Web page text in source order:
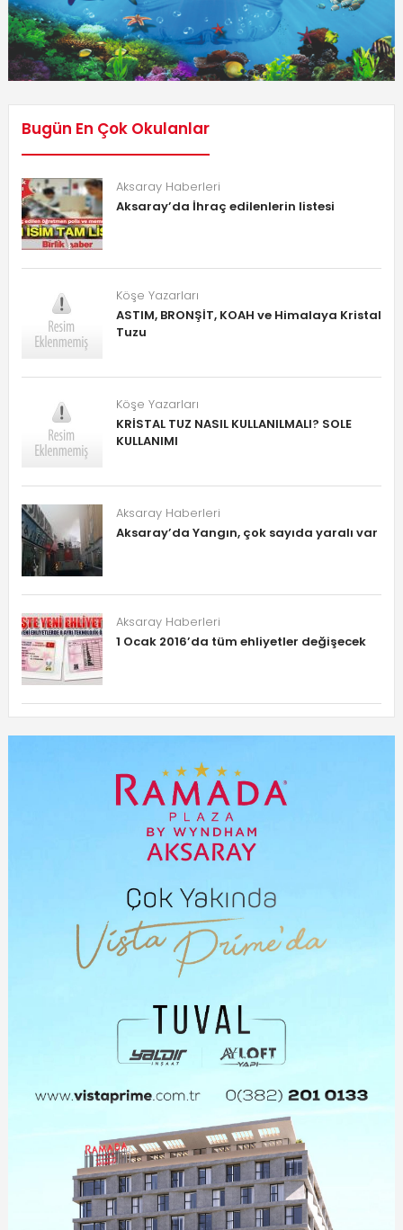
Bugün En Çok Okulanlar
Aksaray Haberleri
Aksaray’da İhraç edilenlerin listesi
Köşe Yazarları
ASTIM, BRONŞİT, KOAH ve Himalaya Kristal
Tuzu
Köşe Yazarları
KRİSTAL TUZ NASIL KULLANILMALI? SOLE
KULLANIMI
Aksaray Haberleri
Aksaray’da Yangın, çok sayıda yaralı var
Aksaray Haberleri
1 Ocak 2016’da tüm ehliyetler değişecek